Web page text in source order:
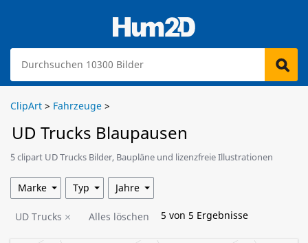
ClipArt > Fahrzeuge >
UD Trucks Blaupausen
5 clipart UD Trucks Bilder, Baupläne und lizenzfreie Illustrationen
UD Trucks Alles löschen 5 von 5 Ergebnisse
Marke Typ Jahre